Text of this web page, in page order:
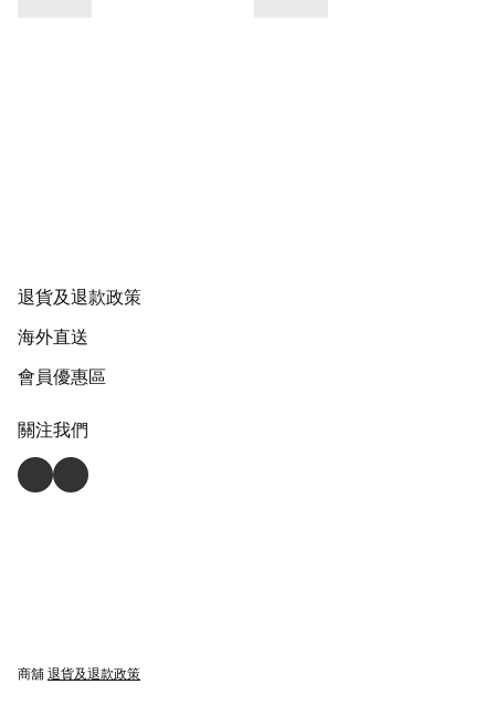
退貨及退款政策
海外直送
會員優惠區
關注我們
商舖 退貨及退款政策